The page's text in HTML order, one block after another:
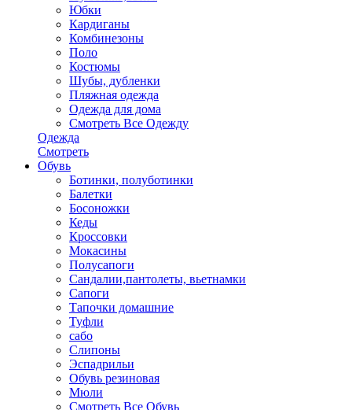
Юбки
Кардиганы
Комбинезоны
Поло
Костюмы
Шубы, дубленки
Пляжная одежда
Одежда для дома
Смотреть Все Одежду
Одежда
Смотреть
Обувь
Ботинки, полуботинки
Балетки
Босоножки
Кеды
Кроссовки
Мокасины
Полусапоги
Сандалии,пантолеты, вьетнамки
Сапоги
Тапочки домашние
Туфли
сабо
Слипоны
Эспадрильи
Обувь резиновая
Мюли
Смотреть Все Обувь